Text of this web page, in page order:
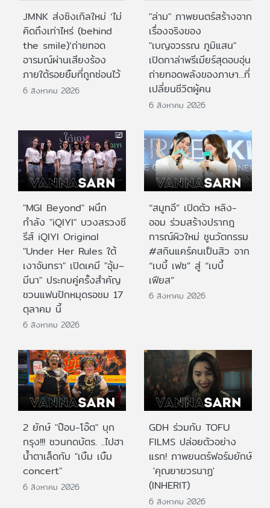
JMNK ส่งซิงเกิลใหม่ ‘ไม่
คิดถึงเท่าไหร่ (behind
the smile)’ถ่ายทอด
อารมณ์ผ่านเสียงร้อง
ภายใต้รอยยิ้มที่ถูกซ่อนไว้
6 สิงหาคม 2026
"ล่าม" ภาพยนตร์สร้างจาก
เรื่องจริงของ
"เบญจวรรณ ภูมิแสน"
เปิดกาล่าพรีเมียร์สุดอบอุ่น
ถ่ายทอดพลังของภาษา...ที่
เปลี่ยนชีวิตผู้คน
6 สิงหาคม 2026
"MGI Beyond" ผนึก
กำลัง "iQIYI" บวงสรวงซี
รีส์ iQIYI Original
"Under Her Rules ใต้
เงาจันทรา" เปิดเคมี "อุ้ม–
มีนา" ประกบคู่ครั้งสำคัญ
ชวนแฟนปักหมุดรอชม 17
ตุลาคม นี้
6 สิงหาคม 2026
“สมูทอี” เปิดตัว หลิง-
ออม ร่วมสร้างปรากฎ
การณ์ผิวใหม่ ชูนวัตกรรม
#สกินแคร์คนเป็นสิว จาก
“เบบี้ เฟซ” สู่ “เบบี้
เฟียส”
6 สิงหาคม 2026
2 ยักษ์ "ป๊อบ-โอ๊ต" บุก
กรุง!!! ชวนกดบัตร. ..ไปฮา
น้ำตาเล็ดกับ "เบิ้ม เบิ้ม
concert"
6 สิงหาคม 2026
GDH ร่วมกับ TOFU
FILMS ปล่อยตัวอย่าง
แรก! ภาพยนตร์ฟอร์มยักษ์
'คุณยายวรนาฏ'
(INHERIT)
6 สิงหาคม 2026